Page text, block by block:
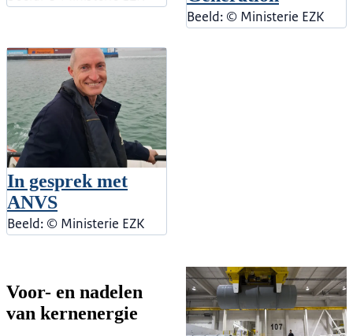
Beeld: © Ministerie EZK
In gesprek met
ANVS
Beeld: © Ministerie EZK
Voor- en nadelen
van kernenergie